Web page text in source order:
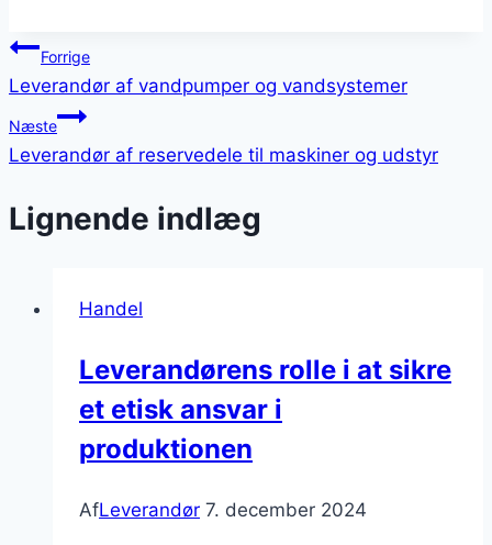
Indlægsnavigation
Forrige
Leverandør af vandpumper og vandsystemer
Næste
Leverandør af reservedele til maskiner og udstyr
Lignende indlæg
Handel
Leverandørens rolle i at sikre
et etisk ansvar i
produktionen
AfLeverandør 7. december 2024